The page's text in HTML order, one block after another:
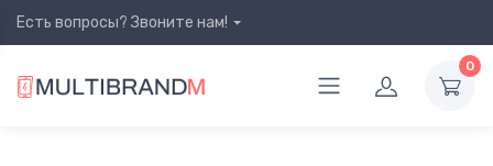
Есть вопросы? Звоните нам!
0